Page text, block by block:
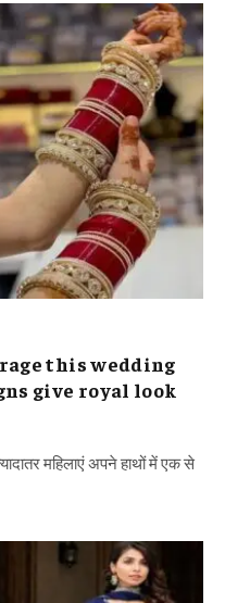
this wedding
give royal look
महिलाएं अपने हाथों में एक से